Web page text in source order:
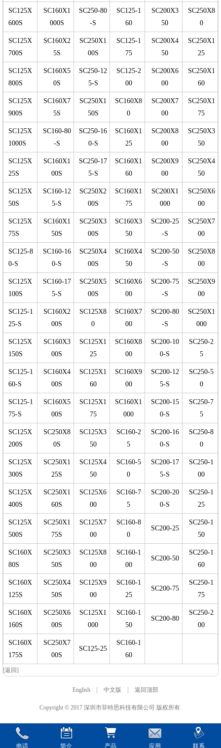
SC125X
600S
SC160X1
000S
SC250-80
-S
SC125-1
60
SC200X3
50
SC250X8
0
SC125X
700S
SC160X2
5S
SC250X1
00S
SC125-1
75
SC200X4
50
SC250X1
25
SC125X
800S
SC160X5
0S
SC250-12
5-S
SC125-2
00
SC200X6
00
SC250X1
60
SC125X
900S
SC160X7
5S
SC250X1
50S
SC160X8
0
SC200X7
00
SC250X1
75
SC125X
1000S
SC160-80
-S
SC250-16
0-S
SC160X1
25
SC200X8
00
SC250X3
50
SC125X
25S
SC160X1
00S
SC250-17
5-S
SC160X1
60
SC200X9
00
SC250X4
50
SC125X
50S
SC160-12
5-S
SC250X2
00S
SC160X1
75
SC200X1
000
SC250X6
00
SC125X
75S
SC160X1
50S
SC250X3
00S
SC160X3
50
SC200-25
-S
SC250X7
00
SC125-8
0-S
SC160-16
0-S
SC250X4
00S
SC160X4
50
SC200-50
-S
SC250X8
00
SC125X
100S
SC160-17
5-S
SC250X5
00S
SC160X6
00
SC200-75
-S
SC250X9
00
SC125-1
25-S
SC160X2
00S
SC125X8
0
SC160X7
00
SC200-80
-S
SC250X1
000
SC125X
150S
SC160X3
00S
SC125X1
25
SC160X8
00
SC200-10
0-S
SC250-2
5
SC125-1
60-S
SC160X4
00S
SC125X1
60
SC160X9
00
SC200-12
5-S
SC250-5
0
SC125-1
75-S
SC160X5
00S
SC125X1
75
SC160X1
000
SC200-15
0-S
SC250-7
5
SC125X
200S
SC250X8
0S
SC125X3
50
SC160-2
5
SC200-16
0-S
SC250-8
0
SC125X
300S
SC250X1
25S
SC125X4
50
SC160-5
0
SC200-17
5-S
SC250-1
00
SC125X
400S
SC250X1
60S
SC125X6
00
SC160-7
5
SC200-20
0-S
SC250-1
25
SC125X
500S
SC250X1
75S
SC125X7
00
SC160-8
0
SC200-25
SC250-1
50
SC160X
80S
SC250X3
50S
SC125X8
00
SC160-1
00
SC200-50
SC250-1
60
SC160X
125S
SC250X4
50S
SC125X9
00
SC160-1
25
SC200-75
SC250-1
75
SC160X
160S
SC250X6
00S
SC125X1
000
SC160-1
50
SC200-80
SC250-2
00
SC160X
175S
SC250X7
00S
SC125-25
SC160-1
60
[返回]
English 中文版 返回顶部
Copyright © 2017 深圳市菲特思科技有限公司 版权所有.
电话 简介 产品 应用 联系